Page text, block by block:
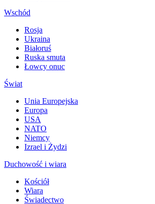
Wschód
Rosja
Ukraina
Białoruś
Ruska smuta
Łowcy onuc
Świat
Unia Europejska
Europa
USA
NATO
Niemcy
Izrael i Żydzi
Duchowość i wiara
Kościół
Wiara
Świadectwo